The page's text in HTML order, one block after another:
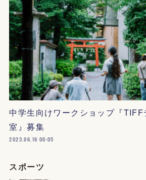
中学生向けワークショップ『TIFF
室』募集
2023.06.16 00:05
スポーツ